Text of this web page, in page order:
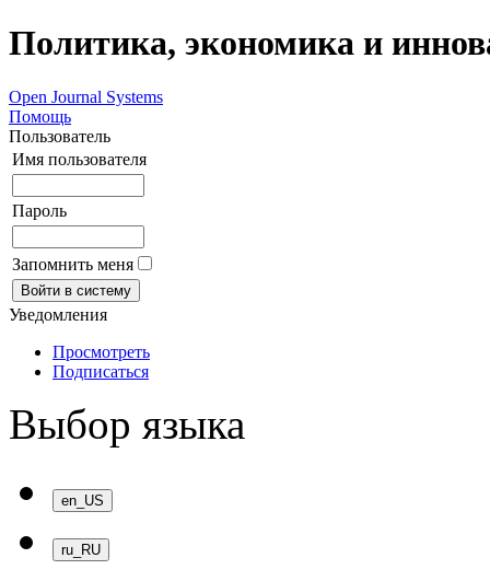
Политика, экономика и
Open Journal Systems
Помощь
Пользователь
Имя пользователя
Пароль
Запомнить меня
Уведомления
Просмотреть
Подписаться
Выбор языка